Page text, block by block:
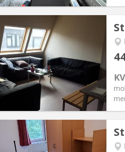
Info
445 €
55 €
12 months
Allowed